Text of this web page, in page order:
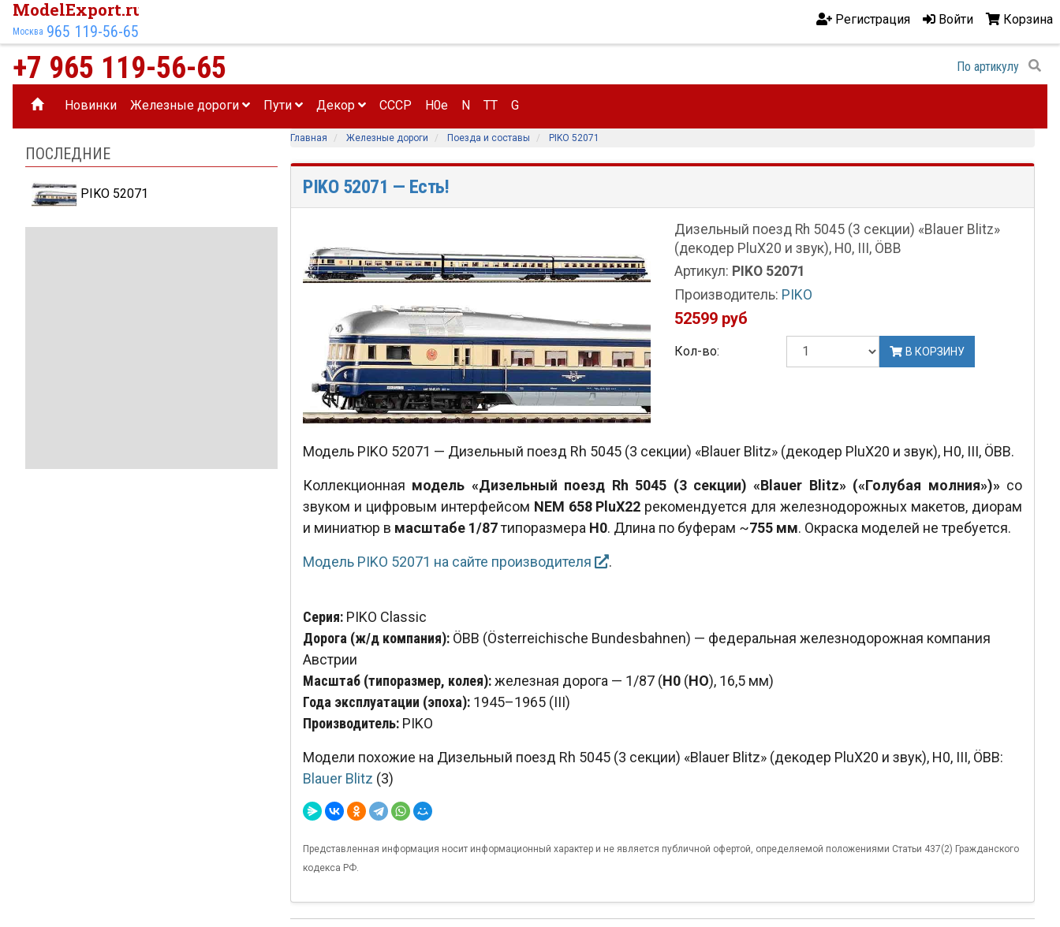
ModelExport.ru
Москва 965 119-56-65
Регистрация Войти Корзина
+7 965 119-56-65
Новинки Железные дороги Пути Декор CCCP H0e N TT G
ПОСЛЕДНИЕ
PIKO 52071
Главная Железные дороги Поезда и составы PIKO 52071
PIKO 52071 — Есть!
Дизельный поезд Rh 5045 (3 секции) «Blauer Blitz»
(декодер PluX20 и звук), H0, III, ÖBB
Артикул: PIKO 52071
Производитель: PIKO
52599 руб
Кол-во: В КОРЗИНУ
Модель PIKO 52071 — Дизельный поезд Rh 5045 (3 секции) «Blauer Blitz» (декодер PluX20 и звук), H0, III, ÖBB.
Коллекционная модель «Дизельный поезд Rh 5045 (3 секции) «Blauer Blitz» («Голубая молния»)»со
звуком и цифровым интерфейсом NEM 658 PluX22 рекомендуется для железнодорожных макетов, диорам
и миниатюр в масштабе 1/87типоразмера H0. Длина по буферам ~755 мм. Окраска моделей не требуется.
Модель PIKO 52071 на сайте производителя .
Серия: PIKO Classic
Дорога (ж/д компания): ÖBB (Österreichische Bundesbahnen) — федеральная железнодорожная компания
Австрии
Масштаб (типоразмер, колея):железная дорога — 1/87 (H0 (HO), 16,5 мм)
Года эксплуатации (эпоха): 1945–1965 (III)
Производитель: PIKO
Модели похожие на Дизельный поезд Rh 5045 (3 секции) «Blauer Blitz» (декодер PluX20 и звук), H0, III, ÖBB:
Blauer Blitz (3)
Представленная информация носит информационный характер и не является публичной офертой, определяемой положениями Статьи 437(2) Гражданского
кодекса РФ.